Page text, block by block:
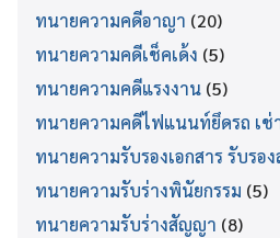
ทนายความคดีอาญา (20)
ทนายความคดีเช็คเด้ง (5)
ทนายความคดีแรงงาน (5)
ทนายความคดีไฟแนนท์ยึดรถ เช่
ทนายความรับรองเอกสาร รับรอ
ทนายความรับร่างพินัยกรรม (5)
ทนายความรับร่างสัญญา (8)